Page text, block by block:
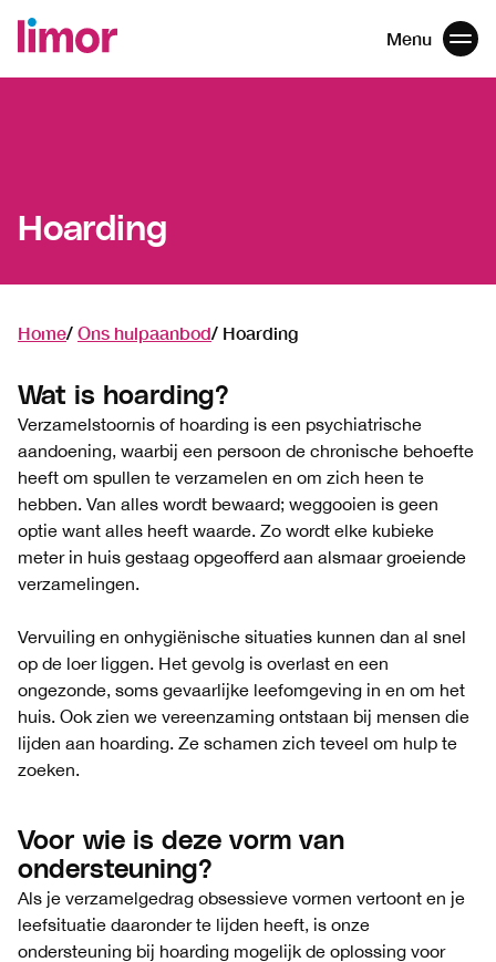
Navigatie
overslaan
Menu
Hoarding
Home Ons hulpaanbod Hoarding
Wat is hoarding?
Verzamelstoornis of hoarding is een psychiatrische
aandoening, waarbij een persoon de chronische behoefte
heeft om spullen te verzamelen en om zich heen te
hebben. Van alles wordt bewaard; weggooien is geen
optie want alles heeft waarde. Zo wordt elke kubieke
meter in huis gestaag opgeofferd aan alsmaar groeiende
verzamelingen.
Vervuiling en onhygiënische situaties kunnen dan al snel
op de loer liggen. Het gevolg is overlast en een
ongezonde, soms gevaarlijke leefomgeving in en om het
huis. Ook zien we vereenzaming ontstaan bij mensen die
lijden aan hoarding. Ze schamen zich teveel om hulp te
zoeken.
Voor wie is deze vorm van
ondersteuning?
Als je verzamelgedrag obsessieve vormen vertoont en je
leefsituatie daaronder te lijden heeft, is onze
ondersteuning bij hoarding mogelijk de oplossing voor